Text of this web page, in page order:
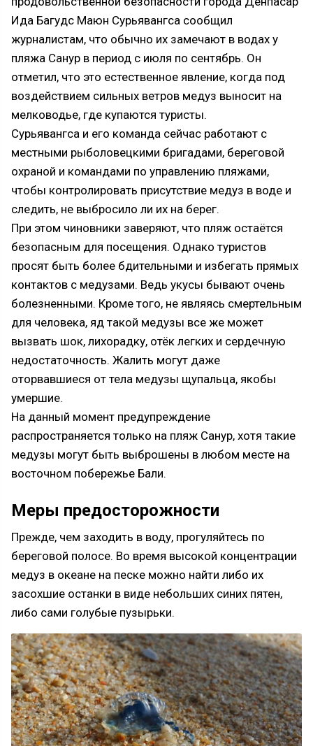
Ида Багудс Маюн Сурьявангса сообщил
журналистам, что обычно их замечают в водах у
пляжа Санур в период с июля по сентябрь. Он
отметил, что это естественное явление, когда под
воздействием сильных ветров медуз выносит на
мелководье, где купаются туристы.
Сурьявангса и его команда сейчас работают с
местными рыболовецкими бригадами, береговой
охраной и командами по управлению пляжами,
чтобы контролировать присутствие медуз в воде и
следить, не выбросило ли их на берег.
При этом чиновники заверяют, что пляж остаётся
безопасным для посещения. Однако туристов
просят быть более бдительными и избегать прямых
контактов с медузами. Ведь укусы бывают очень
болезненными. Кроме того, не являясь смертельным
для человека, яд такой медузы все же может
вызвать шок, лихорадку, отёк легких и сердечную
недостаточность. Жалить могут даже
оторвавшиеся от тела медузы щупальца, якобы
умершие.
На данный момент предупреждение
распространяется только на пляж Санур, хотя такие
медузы могут быть выброшены в любом месте на
восточном побережье Бали.
Меры предосторожности
Прежде, чем заходить в воду, прогуляйтесь по
береговой полосе. Во время высокой концентрации
медуз в океане на песке можно найти либо их
засохшие останки в виде небольших синих пятен,
либо сами голубые пузырьки.